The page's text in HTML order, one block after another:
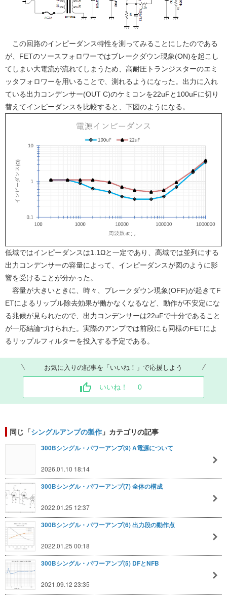
この回路のインピーダンス特性を測ってみることにしたのである
が、FETのソースフォロワーではブレークダウン現象(ON)を起こし
てしまい大電流が流れてしまうため、高耐圧トランジスターのエミ
ッタフォロワーを用いることで、測れるようになった。出力に入れ
ている出力コンデンサー(OUT C)のケミコンを22uFと100uFに切り
替えてインピーダンスを比較すると、下図のようになる。
低域ではインピーダンスは1.1Ωと一定であり、高域では並列にする
出力コンデンサーの容量によって、インピーダンスが図のように影
響を受けることが分かった。
容量が大きいときに、時々、ブレークダウン現象(OFF)が起きてF
ETによるリップル除去効果が働かなくなるなど、動作が不安定にな
る兆候が見られたので、出力コンデンサーは22uFで十分であること
が一応結論づけられた。実際のアンプでは前段にも同様のFETによ
るリップルフィルターを投入する予定である。
お気に入りの記事を「いいね！」で応援しよう
いいね！ 0
同じ「シングルアンプの製作 」カテゴリの記事
300Bシングル・パワーアンプ(9) A電源について
2026.01.10 18:14
300Bシングル・パワーアンプ(7) 全体の構成
2022.01.25 12:37
300Bシングル・パワーアンプ(6) 出力段の動作点
2022.01.25 00:18
300Bシングル・パワーアンプ(5) DFとNFB
2021.09.12 23:35